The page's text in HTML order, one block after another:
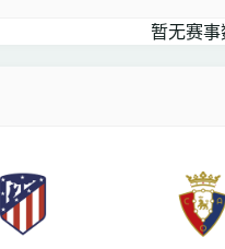
暂无赛事